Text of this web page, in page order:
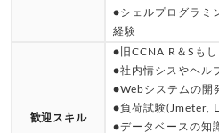
●シェルプログラミ
経験
歓迎スキル
●旧CCNA R＆Sも
●社内情シスやヘル
●Webシステムの開
●負荷試験(Jmeter,
●データベースの知